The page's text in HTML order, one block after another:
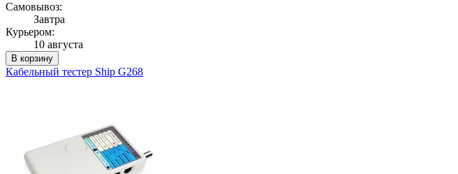
Самовывоз:
Завтра
Курьером:
10 августа
В корзину
Кабельный тестер Ship G268